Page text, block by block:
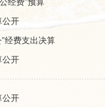
公开
经费支出决算
公开
公开